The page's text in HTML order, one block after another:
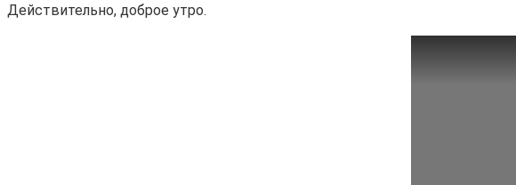
Действительно, доброе утро.